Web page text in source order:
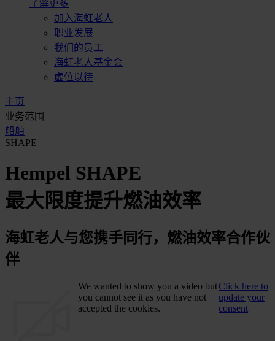
了解更多
加入海虹老人
职业发展
我们的员工
海虹老人基金会
虚位以待
主页
业务范围
船舶
SHAPE
Hempel SHAPE
最大限度提升燃油效率
海虹老人与您携手同行，燃油效率合作伙
伴
We wanted to show you a video but
you cannot see it as you have not
accepted the cookies.
Click here to
update your
consent